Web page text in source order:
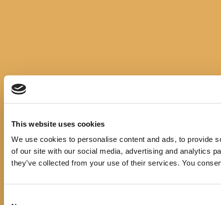
This website uses cookies
We use cookies to personalise content and ads, to provide
of our site with our social media, advertising and analytics
they’ve collected from your use of their services. You